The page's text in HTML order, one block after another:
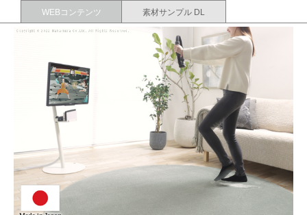
WEBコンテンツ 素材サンプル DL